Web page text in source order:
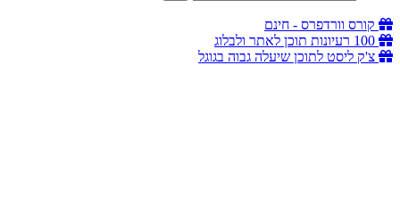
קורס וורדפרס - חינם
100 רעיונות תוכן לאתר ולבלוג
צ'ק ליסט לתוכן שיעלה גבוה בגוגל